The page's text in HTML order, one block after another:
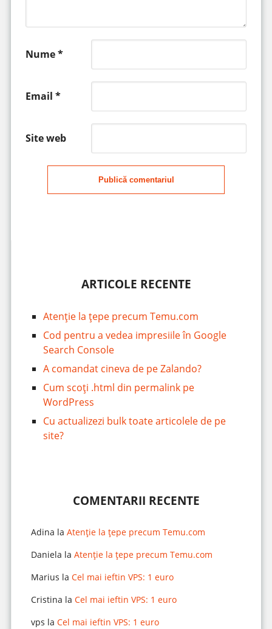
Nume*
Email *
Site web
Publică comentariul
ARTICOLE RECENTE
Atenție la țepe precum Temu.com
Cod pentru a vedea impresiile în Google
Search Console
A comandat cineva de pe Zalando?
Cum scoți .html din permalink pe
WordPress
Cu actualizezi bulk toate articolele de pe
site?
COMENTARII RECENTE
Adina la Atenție la țepe precum Temu.com
Daniela la Atenție la țepe precum Temu.com
Marius la Cel mai ieftin VPS: 1 euro
Cristina la Cel mai ieftin VPS: 1 euro
vps la Cel mai ieftin VPS: 1 euro